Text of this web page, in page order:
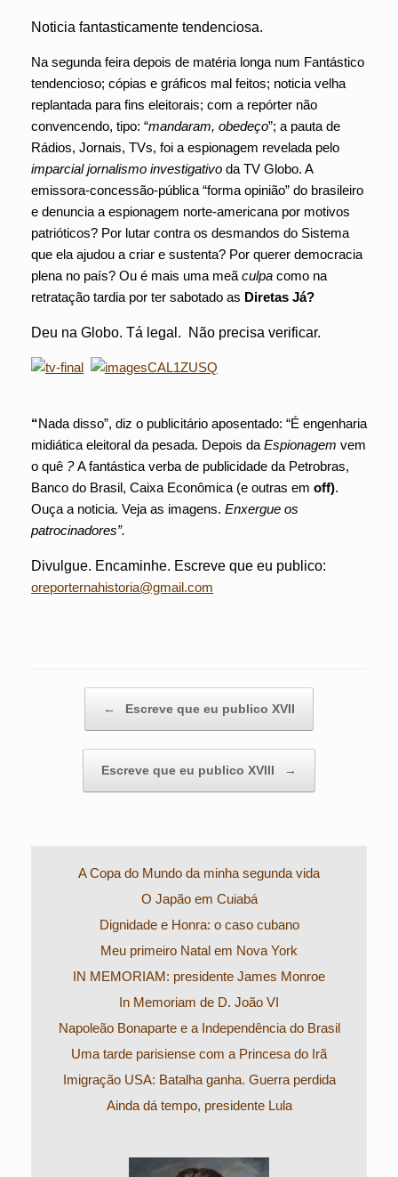
Noticia fantasticamente tendenciosa.
Na segunda feira depois de matéria longa num Fantástico
tendencioso; cópias e gráficos mal feitos; noticia velha
replantada para fins eleitorais; com a repórter não
convencendo, tipo: “mandaram, obedeço”; a pauta de
Rádios, Jornais, TVs, foi a espionagem revelada pelo
imparcial jornalismo investigativo da TV Globo. A
emissora-concessão-pública “forma opinião” do brasileiro
e denuncia a espionagem norte-americana por motivos
patrióticos? Por lutar contra os desmandos do Sistema
que ela ajudou a criar e sustenta? Por querer democracia
plena no país? Ou é mais uma meã culpa como na
retratação tardia por ter sabotado as Diretas Já?
Deu na Globo. Tá legal. Não precisa verificar.
“Nada disso”, diz o publicitário aposentado: “É engenharia
midiática eleitoral da pesada. Depois da Espionagem vem
o quê ?A fantástica verba de publicidade da Petrobras,
Banco do Brasil, Caixa Econômica (e outras em off).
Ouça a noticia. Veja as imagens. Enxergue os
patrocinadores”.
Divulgue. Encaminhe. Escreve que eu publico:
oreporternahistoria@gmail.com
← Escreve que eu publico XVII
Escreve que eu publico XVIII →
A Copa do Mundo da minha segunda vida
O Japão em Cuiabá
Dignidade e Honra: o caso cubano
Meu primeiro Natal em Nova York
IN MEMORIAM: presidente James Monroe
In Memoriam de D. João VI
Napoleão Bonaparte e a Independência do Brasil
Uma tarde parisiense com a Princesa do Irã
Imigração USA: Batalha ganha. Guerra perdida
Ainda dá tempo, presidente Lula